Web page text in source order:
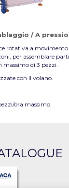
/A
rotativa a movimento
per assemblare
di 3 pezzi.
con il volano.
ora massimo.